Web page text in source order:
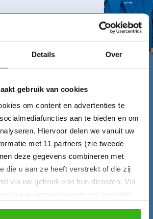
Details Over
gebruik van cookies
om content en advertenties te
aan te bieden en om
Hiervoor delen we vanuit uw
met 11 partners (zie tweede
deze gegevens combineren met
die u aan ze heeft verstrekt of die zij
via uw gebruik van hun diensten. Via